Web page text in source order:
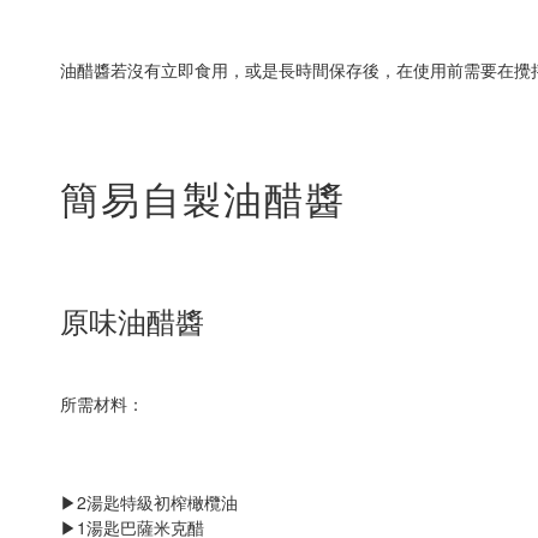
油醋醬若沒有立即食用，或是長時間保存後，在使用前需要在攪
簡易自製油醋醬
原味油醋醬
所需材料：
▶2湯匙特級初榨橄欖油
▶1湯匙巴薩米克醋